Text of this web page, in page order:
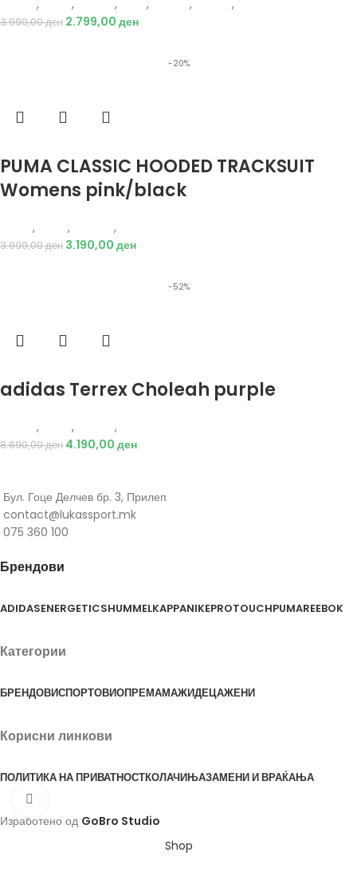
, , , , , ,
3.990,00ден 2.799,00 ден
-20%
PUMA CLASSIC HOODED TRACKSUIT
Womens pink/black
, , ,
3.990,00ден 3.190,00 ден
-52%
adidas Terrex Choleah purple
, , ,
8.690,00ден 4.190,00 ден
Бул. Гоце Делчев бр. 3, Прилеп
contact@lukassport.mk
075 360 100
Брендови
ADIDASENERGETICSHUMMELKAPPANIKEPROTOUCHPUMAREEBOK
Категории
БРЕНДОВИСПОРТОВИОПРЕМАМАЖИДЕЦАЖЕНИ
Корисни линкови
ПОЛИТИКА НА ПРИВАТНОСТКОЛАЧИЊАЗАМЕНИ И ВРАЌАЊА
Изработено од GoBro Studio
Shop